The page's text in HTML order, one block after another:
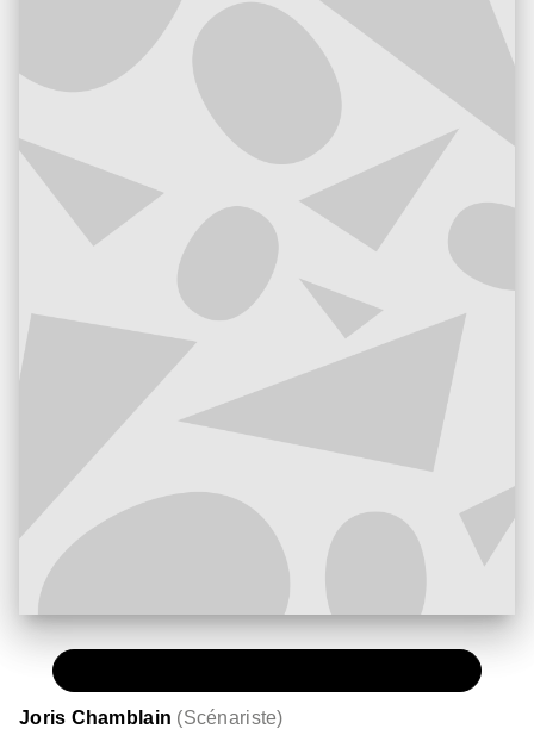
Joris Chamblain (Scénariste)